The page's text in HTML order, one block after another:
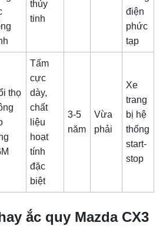
thủy
tinh
điện
phức
tạp
thọ
Tấm
cực
dày,
chất
liệu
hoạt
tính
đặc
biệt
3-5
năm
Vừa
phải
Xe
trang
bị hệ
thống
start-
stop
ắc quy Mazda CX3